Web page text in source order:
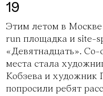
19
Этим летом в
run площадка и site-
«Девятнадцать». Со-
места стала
Кобзева и
попросили ребят